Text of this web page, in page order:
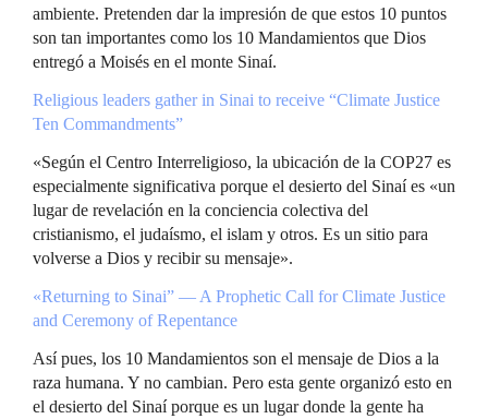
ambiente. Pretenden dar la impresión de que estos 10 puntos
son tan importantes como los 10 Mandamientos que Dios
entregó a Moisés en el monte Sinaí.
Religious leaders gather in Sinai to receive “Climate Justice
Ten Commandments”
«Según el Centro Interreligioso, la ubicación de la COP27 es
especialmente significativa porque el desierto del Sinaí es «un
lugar de revelación en la conciencia colectiva del
cristianismo, el judaísmo, el islam y otros. Es un sitio para
volverse a Dios y recibir su mensaje».
«Returning to Sinai” — A Prophetic Call for Climate Justice
and Ceremony of Repentance
Así pues, los 10 Mandamientos son el mensaje de Dios a la
raza humana. Y no cambian. Pero esta gente organizó esto en
el desierto del Sinaí porque es un lugar donde la gente ha